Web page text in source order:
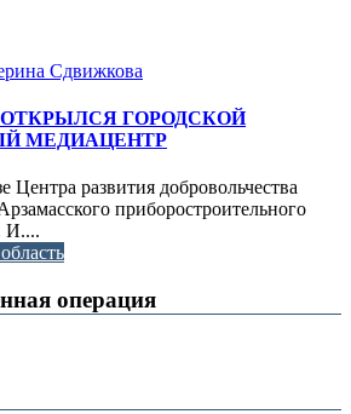
Сдвижкова
ГОРОДСКОЙ
МЕДИАЦЕНТР
Центра развития добровольчества
приборостроительного
И....
операция